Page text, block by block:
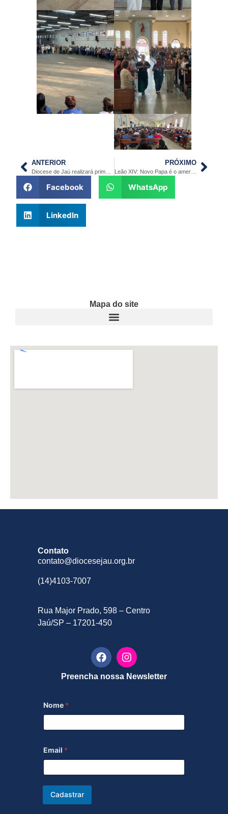
ANTERIOR PRÓXIMO
Leão XIV: Novo Papa é o americano Robert Francis Prevost
Facebook WhatsApp
LinkedIn
Mapa do site
Contato
contato@diocesejau.org.br
(14)4103-7007
Rua Major Prado, 598 – Centro
Jaú/SP – 17201-450
Preencha nossa Newsletter
Nome *
Email *
Cadastrar